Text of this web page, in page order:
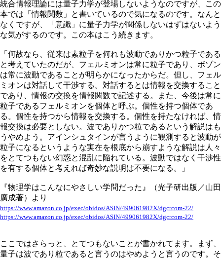
統合情報理論には量子力学が登場しないようなのですが、この
本では「情報関数」と書いているので気になるのです。なんと
なくですが、「意識」に量子力学が関係しないはずはないよう
な気がするのです。この本はこう続きます。
「何故なら、従来は素粒子を何れも波動でありかつ粒子である
と考えていたのだが、フェルミオンは常に粒子であり、ボゾン
は常に波動であることが明らかになったからだ。但し、フェル
ミオンは対話して干渉する。対話するとは情報を交換すること
であり、情報の交換を情報関数で記述する。また、今後は常に
粒子であるフェルミオンを個体と呼ぶ。個性を持つ個体であ
る。個性を持つから情報を交換する。個性を持たなければ、情
報交換は必要としない。波でありかつ粒であるという解説はも
うやめよう。アインシュタインが言うように観測すると波動が
粒子になるというような実在を根底から崩すような解説は人々
をとてつもない幻惑と混乱に陥れている。波動ではなく干渉性
を有する個体と考えれば奇妙な説明は不要になる。」
『物理学はこんなにやさしい学問だった』（光子研出版／山田
廣成著）より
https://www.amazon.co.jp/exec/obidos/ASIN/499061982X/dgcrcom-22/
https://www.amazon.co.jp/exec/obidos/ASIN/499061982X/dgcrcom-22/
ここではさらっと、とてつもないことが書かれてます。まず、
量子は波であり粒であると言うのはやめようと言うのです。そ